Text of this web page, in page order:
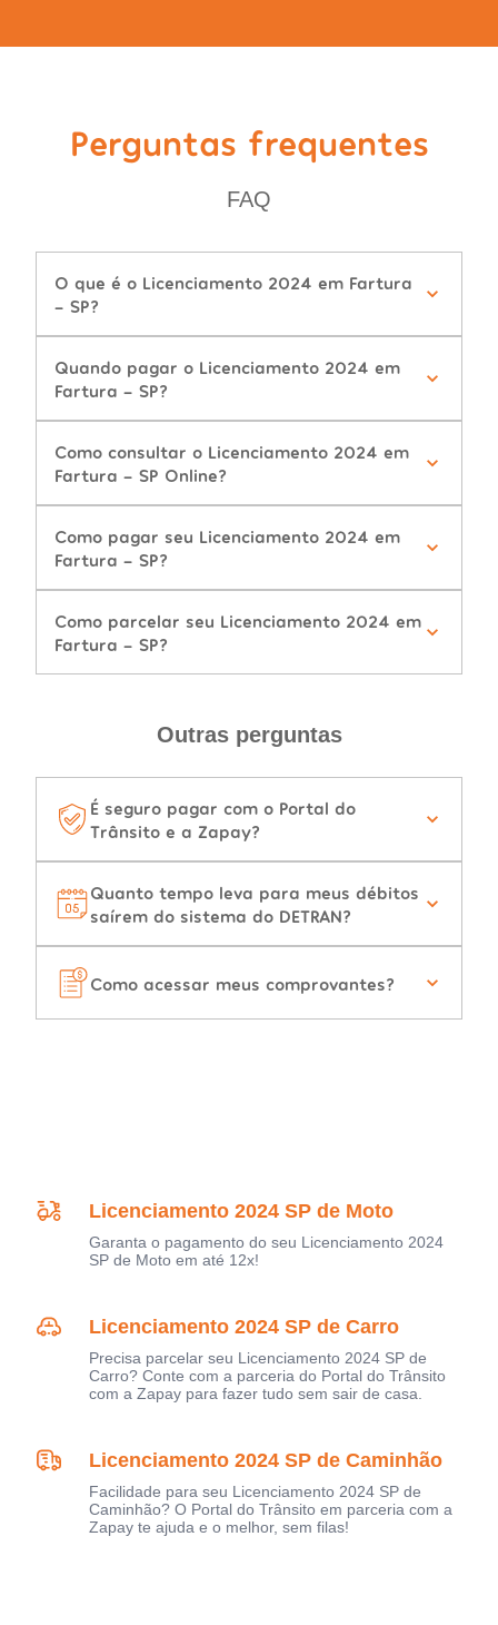
Perguntas frequentes
FAQ
O que é o Licenciamento 2024 em Fartura
- SP?
Quando pagar o Licenciamento 2024 em
Fartura - SP?
Como consultar o Licenciamento 2024 em
Fartura - SP Online?
Como pagar seu Licenciamento 2024 em
Fartura - SP?
Como parcelar seu Licenciamento 2024 em
Fartura - SP?
Outras perguntas
É seguro pagar com o Portal do
Trânsito e a Zapay?
Quanto tempo leva para meus débitos
saírem do sistema do DETRAN?
Como acessar meus comprovantes?
Licenciamento 2024 SP de Moto
Garanta o pagamento do seu Licenciamento 2024
SP de Moto em até 12x!
Licenciamento 2024 SP de Carro
Precisa parcelar seu Licenciamento 2024 SP de
Carro? Conte com a parceria do Portal do Trânsito
com a Zapay para fazer tudo sem sair de casa.
Licenciamento 2024 SP de Caminhão
Facilidade para seu Licenciamento 2024 SP de
Caminhão? O Portal do Trânsito em parceria com a
Zapay te ajuda e o melhor, sem filas!